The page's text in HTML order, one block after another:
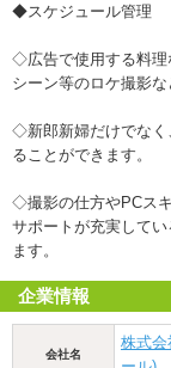
◆スケジュール管理
◇広告で使用する料理
シーン等のロケ撮影な
◇新郎新婦だけでなく
ることができます。
◇撮影の仕方やPCス
サポートが充実して
ます。
企業情報
会社名
株式